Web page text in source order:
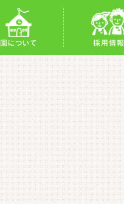
園について 採用情報